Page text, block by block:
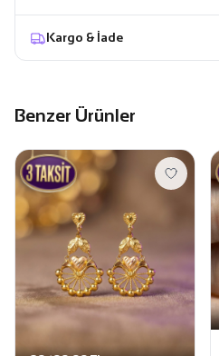
Kargo & İade
Benzer Ürünler